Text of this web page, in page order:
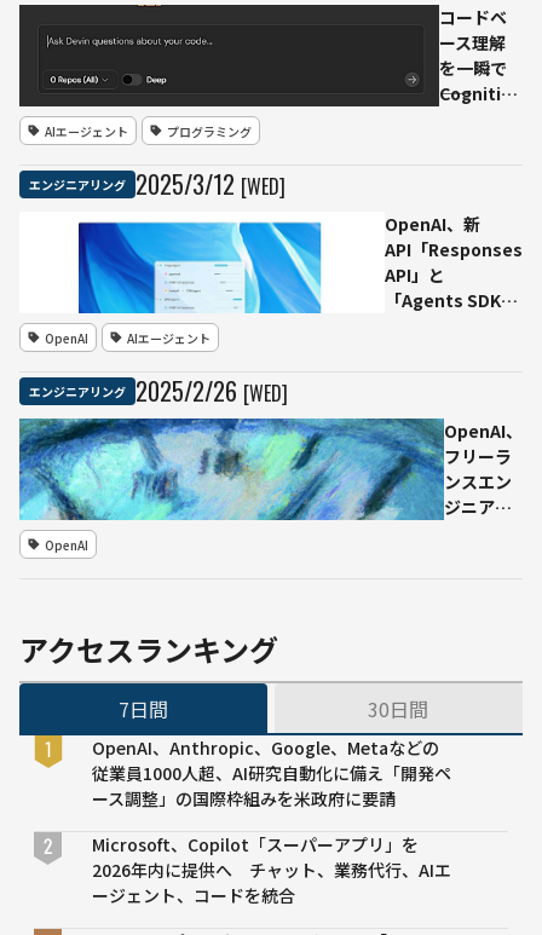
ディタ
「Cursor」
を導入──
開発生産性
コードベ
ース理解
を一瞬で
――Cognition
リース
AIエージェント プログラミング
エンジニアリング 2025/3/12 [WED]
OpenAI、新
API「Responses
API」と
「Agents SDK」
OpenAI AIエージェント
エンジニアリング 2025/2/26 [WED]
OpenAI、
フリーラ
ンスエン
ジニアの
を発表 –
は総額
ルの案件
ル分のみ
OpenAI
アクセスランキング
7日間 30日間
OpenAI、Anthropic、Google、Metaなどの
従業員1000人超、AI研究自動化に備え「開発ペ
ース調整」の国際枠組みを米政府に要請
Microsoft、Copilot「スーパーアプリ」を
2026年内に提供へ チャット、業務代行、AIエ
ージェント、コードを統合